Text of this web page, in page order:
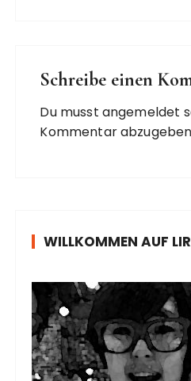
Schreibe einen
Du musst angemeldet
Kommentar
WILLKOMMEN AUF